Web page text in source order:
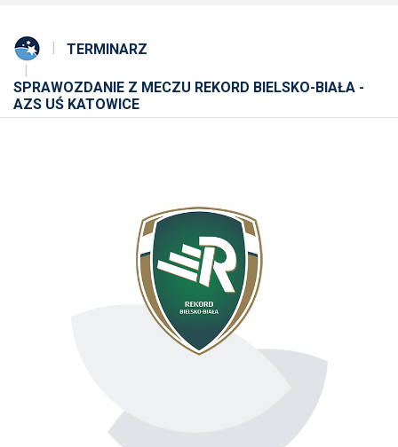
TERMINARZ
SPRAWOZDANIE Z MECZU REKORD BIELSKO-BIAŁA -
AZS UŚ KATOWICE